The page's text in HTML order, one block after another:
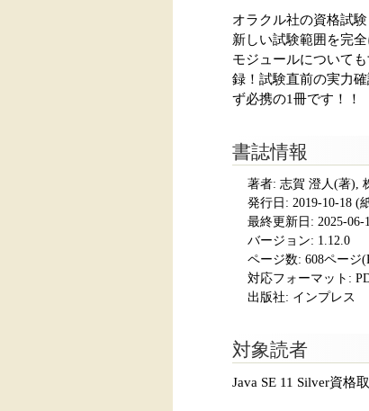
オラクル社の資格試験
新しい試験範囲を完
モジュールについて
録！試験直前の実力
ず必携の1冊です！！
書誌情報
著者: 志賀 澄人(著),
発行日: 2019-10-18(
最終更新日: 2025-06-
バージョン: 1.12.0
ページ数: 608ページ
対応フォーマット:
出版社: インプレス
対象読者
Java SE 11 Silver資格